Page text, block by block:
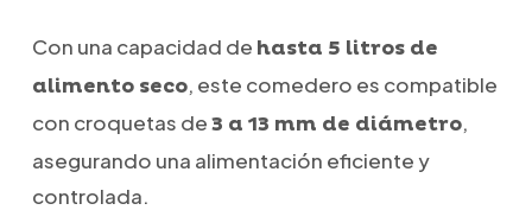
Con una capacidad de hasta 5 litros de
alimento seco, este comedero es compatible
con croquetas de3 a 13 mm de diámetro,
asegurando una alimentación eficiente y
controlada.